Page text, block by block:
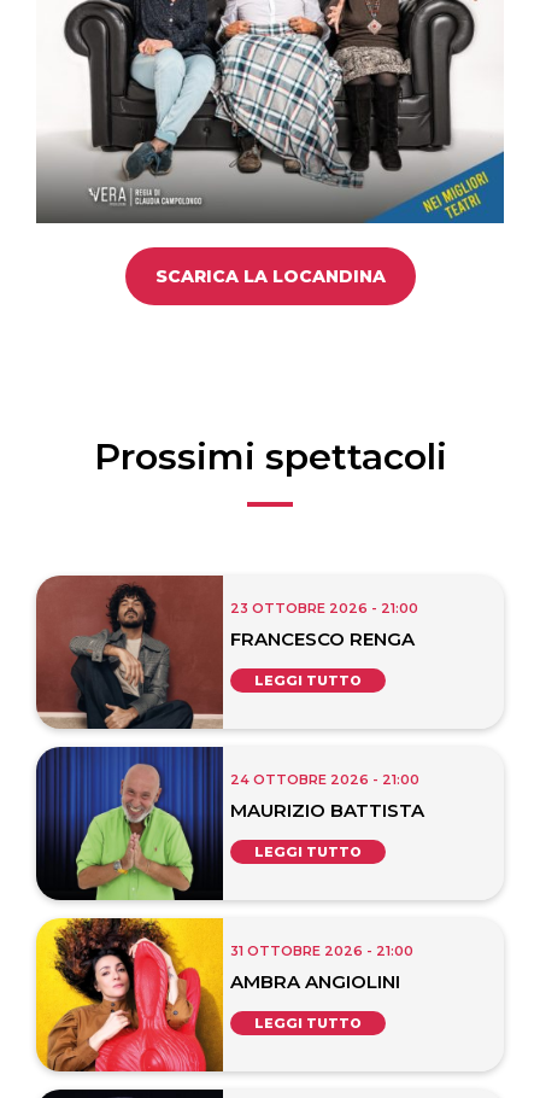
SCARICA LA LOCANDINA
Prossimi spettacoli
23 OTTOBRE 2026 - 21:00
FRANCESCO RENGA
LEGGI TUTTO
24 OTTOBRE 2026 - 21:00
MAURIZIO BATTISTA
LEGGI TUTTO
31 OTTOBRE 2026 - 21:00
AMBRA ANGIOLINI
LEGGI TUTTO